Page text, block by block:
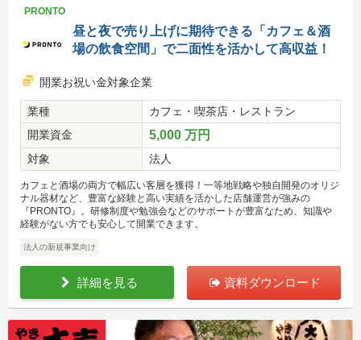
PRONTO
昼と夜で売り上げに期待できる「カフェ＆酒
場の飲食空間」で二面性を活かして高収益！
開業お祝い金対象企業
業種
カフェ・喫茶店・レストラン
開業資金
5,000 万円
対象 法人
カフェと酒場の両方で幅広い客層を獲得！一等地戦略や独自開発のオリジ
ナル器材など、豊富な経験と高い実績を活かした店舗運営が強みの
『PRONTO』。研修制度や勉強会などのサポートが豊富なため、知識や
経験がない方でも安心して開業できます。
法人の新規事業向け
詳細を見る 資料ダウンロード